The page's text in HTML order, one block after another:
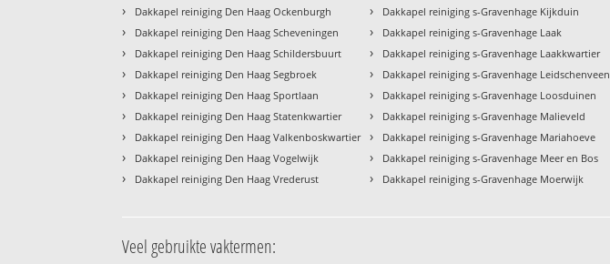
› Dakkapel reiniging Den Haag Ockenburgh
› Dakkapel reiniging Den Haag Scheveningen
› Dakkapel reiniging Den Haag Schildersbuurt
› Dakkapel reiniging Den Haag Segbroek
› Dakkapel reiniging Den Haag Sportlaan
› Dakkapel reiniging Den Haag Statenkwartier
› Dakkapel reiniging Den Haag Valkenboskwartier
› Dakkapel reiniging Den Haag Vogelwijk
› Dakkapel reiniging Den Haag Vrederust
› Dakkapel reiniging s-Gravenhage Kijkduin
› Dakkapel reiniging s-Gravenhage Laak
› Dakkapel reiniging s-Gravenhage Laakkwartier
› Dakkapel reiniging s-Gravenhage Leidschenveen
› Dakkapel reiniging s-Gravenhage Loosduinen
› Dakkapel reiniging s-Gravenhage Malieveld
› Dakkapel reiniging s-Gravenhage Mariahoeve
› Dakkapel reiniging s-Gravenhage Meer en Bos
› Dakkapel reiniging s-Gravenhage Moerwijk
Veel gebruikte vaktermen: